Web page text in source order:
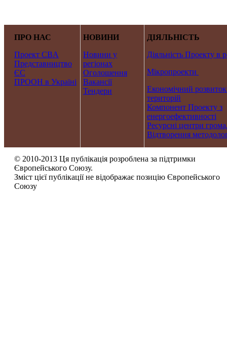
ПРО НАС
Проект CBA
Представництво
ЄС
ПРООН в Україні
НОВИНИ
Новини у
регіонах
Оголошення
Вакансії
Тендери
ДІЯЛЬНІСТЬ
Діяльність Проекту в
Мікропроекти
Економічний розвиток
територій
Компонент Проекту з
енергоефективності
Ресурсні центри
Відтворення
© 2010-2013 Ця публікація розроблена за підтримки
Європейського Союзу.
Зміст цієї публікації не відображає позицію Європейського
Союзу